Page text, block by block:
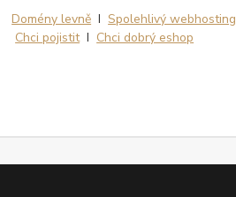
Domény levně ISpolehlivý webhosting
Chci pojistitI Chci dobrý eshop